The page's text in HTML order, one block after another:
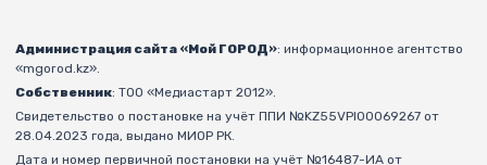
Администрация сайта «Мой ГОРОД»: информационное агентство
«mgorod.kz».
Собственник: ТОО «Медиастарт 2012».
Свидетельство о постановке на учёт ППИ №KZ55VPI00069267 от
28.04.2023 года, выдано МИОР РК.
Дата и номер первичной постановки на учёт №16487-ИА от